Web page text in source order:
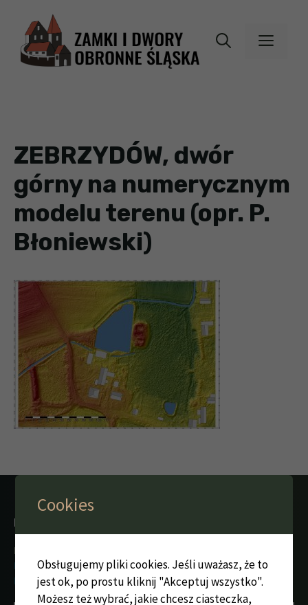
treści
ZEBRZYDÓW, dwór
górny na numerycznym
modelu terenu (opr. P.
Błoniewski)
Prace nad katalogiem są możliwe dzięki
Narodowego Programu Rozwoju Humanistyki z modułu:
Dziedzictwo narodowe , nr rej. NPRH/DN/SP/495215/2021/10.
Cookies
Obsługujemy pliki cookies. Jeśli uważasz, że to
jest ok, po prostu kliknij "Akceptuj wszystko".
Możesz też wybrać, jakie chcesz ciasteczka,